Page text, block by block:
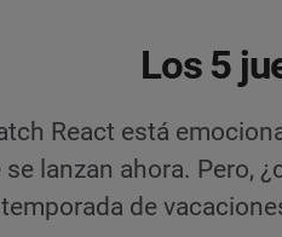
Los 5
React está
lanzan ahora. Pero,
de